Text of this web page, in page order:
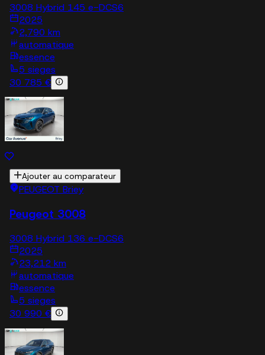
3008 Hybrid 145 e-DCS6
2025
2,790 km
automatique
essence
5 sieges
30 785 €
Ajouter au comparateur
PEUGEOT Briey
Peugeot 3008
3008 Hybrid 136 e-DCS6
2025
23,212 km
automatique
essence
5 sieges
30 990 €